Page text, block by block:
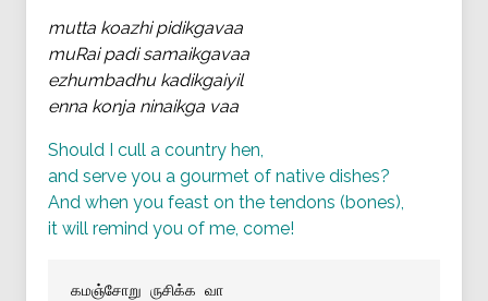
mutta koazhi pidikgavaa
muRai padi samaikgavaa
ezhumbadhu kadikgaiyil
enna konja ninaikga vaa
Should I cull a country hen,
and serve you a gourmet of native dishes?
And when you feast on the tendons (bones),
it will remind you of me, come!
கமஞ்சோறு ருசிக்க வா